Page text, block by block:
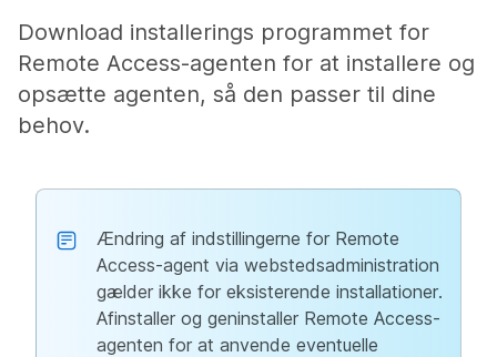
Download installerings programmet for
Remote Access-agenten for at installere og
opsætte agenten, så den passer til dine
behov.
Ændring af indstillingerne for Remote
Access-agent via webstedsadministration
gælder ikke for eksisterende installationer.
Afinstaller og geninstaller Remote Access-
agenten for at anvende eventuelle